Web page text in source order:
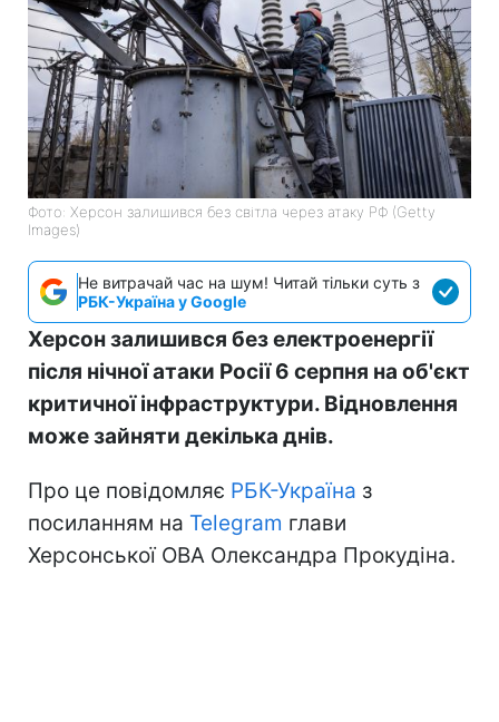
Фото: Херсон залишився без світла через атаку РФ (Getty
Images)
Не витрачай час на шум! Читай тільки суть з
РБК-Україна у Google
Херсон залишився без електроенергії
після нічної атаки Росії 6 серпня на об'єкт
критичної інфраструктури. Відновлення
може зайняти декілька днів.
Про це повідомляє РБК-Україна з
посиланням на Telegram глави
Херсонської ОВА Олександра Прокудіна.